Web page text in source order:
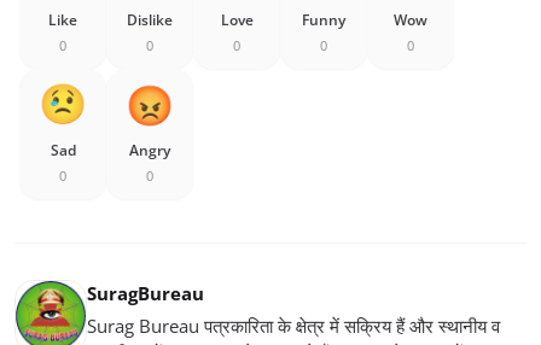
Like
0
Dislike
0
Love
0
Funny
0
Wow
0
Sad
0
Angry
0
SuragBureau
Surag Bureau पत्रकारिता के क्षेत्र में सक्रिय हैं और स्थानीय व